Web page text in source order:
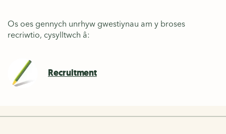
Os oes gennych unrhyw gwestiynau am y broses
recriwtio, cysylltwch â:
Recruitment